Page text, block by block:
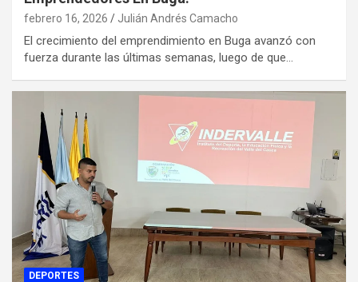
febrero 16, 2026 Julián Andrés Camacho
El crecimiento del emprendimiento en Buga avanzó con
fuerza durante las últimas semanas, luego de que…
DEPORTES